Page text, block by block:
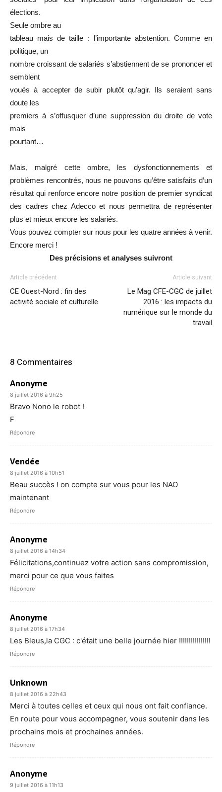
élections.
Seule ombre au
tableau mais de taille : l’importante abstention. Comme en
politique, un
nombre croissant de salariés s’abstiennent de se prononcer et
semblent
voués à accepter de subir plutôt qu’agir. Ils seraient sans
doute les
premiers à s’offusquer d’une suppression du droite de vote
mais
pourtant…
Mais, malgré cette ombre, les dysfonctionnements et
problèmes rencontrés, nous ne pouvons qu’être satisfaits d’un
résultat quirenforceencore notre position de premier syndicat
des cadres chez Adecco et nous permettra de représenter
plus et mieux encore les salariés.
Vous pouvez compter sur nous pour les quatre années à venir.
Encore merci !
Des précisions et analyses suivront
Article précédent
CE Ouest-Nord : fin des
activité sociale et culturelle
Article suivant
Le Mag CFE-CGC de juillet
2016 : les impacts du
numérique sur le monde du
travail
8 Commentaires
Anonyme
8 juillet 2016 à 9h25
Bravo Nono le robot !
F
Répondre
Vendée
8 juillet 2016 à 10h51
Beau succès ! on compte sur vous pour les NAO
maintenant
Répondre
Anonyme
8 juillet 2016 à 14h34
Félicitations,continuez votre action sans compromission,
merci pour ce que vous faites
Répondre
Anonyme
8 juillet 2016 à 17h34
Les Bleus,la CGC : c'était une belle journée hier !!!!!!!!!!!!!!!!
Répondre
Unknown
8 juillet 2016 à 22h43
Merci à toutes celles et ceux qui nous ont fait confiance.
En route pour vous accompagner, vous soutenir dans les
prochains mois et prochaines années.
Répondre
Anonyme
9 juillet 2016 à 11h13